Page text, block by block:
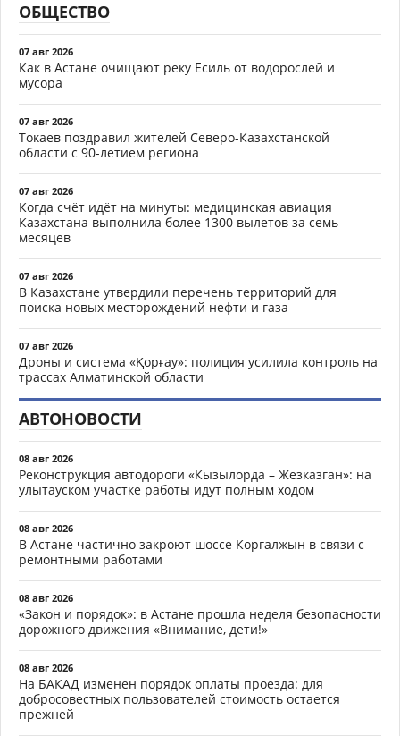
ОБЩЕСТВО
07 авг 2026
Как в Астане очищают реку Есиль от водорослей и
мусора
07 авг 2026
Токаев поздравил жителей Северо-Казахстанской
области с 90-летием региона
07 авг 2026
Когда счёт идёт на минуты: медицинская авиация
Казахстана выполнила более 1300 вылетов за семь
месяцев
07 авг 2026
В Казахстане утвердили перечень территорий для
поиска новых месторождений нефти и газа
07 авг 2026
Дроны и система «Қорғау»: полиция усилила контроль на
трассах Алматинской области
АВТОНОВОСТИ
08 авг 2026
Реконструкция автодороги «Кызылорда – Жезказган»: на
улытауском участке работы идут полным ходом
08 авг 2026
В Астане частично закроют шоссе Коргалжын в связи с
ремонтными работами
08 авг 2026
«Закон и порядок»: в Астане прошла неделя безопасности
дорожного движения «Внимание, дети!»
08 авг 2026
На БАКАД изменен порядок оплаты проезда: для
добросовестных пользователей стоимость остается
прежней